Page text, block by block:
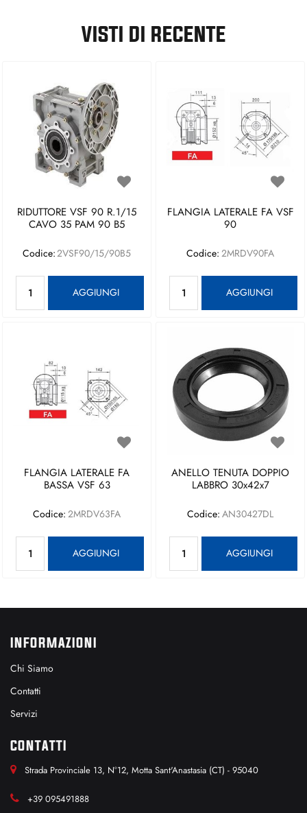
VISTI DI RECENTE
RIDUTTORE VSF 90 R.1/15
CAVO 35 PAM 90 B5
Codice:2VSF90/15/90B5
AGGIUNGI
FLANGIA LATERALE FA VSF
90
Codice: 2MRDV90FA
AGGIUNGI
FLANGIA LATERALE FA
BASSA VSF 63
Codice: 2MRDV63FA
AGGIUNGI
ANELLO TENUTA DOPPIO
LABBRO 30x42x7
Codice: AN30427DL
AGGIUNGI
INFORMAZIONI
Chi Siamo
Contatti
Servizi
CONTATTI
Strada Provinciale 13, N°12, Motta Sant'Anastasia (CT) - 95040
+39 095491888